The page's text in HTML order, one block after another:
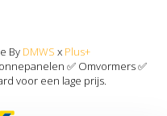
By DMWS x Plus+
✅ Omvormers ✅
voor een lage prijs.